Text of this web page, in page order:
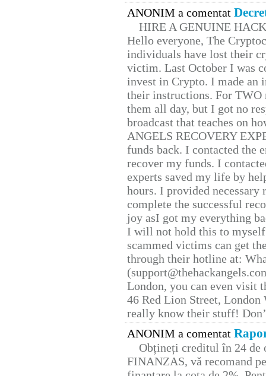
ANONIM a comentat
HIRE A GENUINE
Hello everyone, The
individuals have lost their
victim. Last October I was
invest in Crypto. I made
their instructions. For TWO
them all day, but I got no
broadcast that teaches on
ANGELS RECOVERY
funds back. I contacted the
recover my funds. I
experts saved my life by
hours. I provided
complete the successful
joy asI got my everything
I will not hold this to
scammed victims can get
through their hotline at:
London, you can even visit
46 Red Lion Street, London
really know their stuff!
ANONIM a comentat
Obțineți creditul în 24 de
FINANZAS, vă recomand